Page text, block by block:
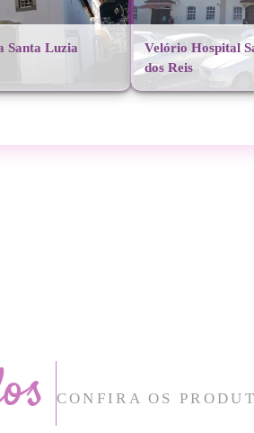
Santa Luzia
Velório Hospital
dos Reis
CONFIRA OS